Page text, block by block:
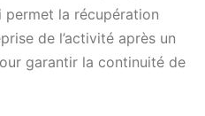
permet la récupération
de l’activité après un
garantir la continuité de